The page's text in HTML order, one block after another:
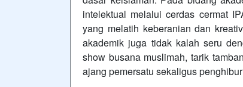
intelektual melalui cerdas cermat
yang melatih keberanian dan
akademik juga tidak kalah seru
show busana muslimah, tarik
ajang pemersatu sekaligus